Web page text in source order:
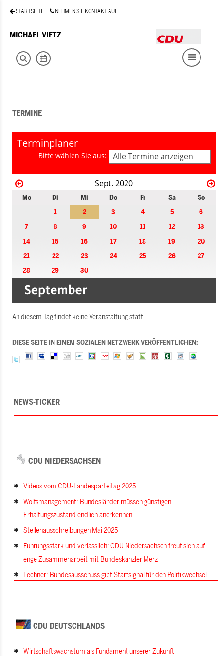
STARTSEITE NEHMEN SIE KONTAKT AUF
MICHAEL VIETZ
TERMINE
Terminplaner
Bitte wählen Sie aus: Alle Termine anzeigen
Sept. 2020
Mo Di Mi Do Fr Sa
So
1
2 3 4 5
6
7
8 9 10 11 12
13
14
15 16 17 18 19
20
21
22 23 24 25 26
27
28
29 30
An diesem Tag findet keine Veranstaltung statt.
DIESE SEITE IN EINEM SOZIALEN NETZWERK VERÖFFENTLICHEN:
NEWS-TICKER
CDU NIEDERSACHSEN
Videos vom CDU-Landesparteitag 2025
Wolfsmanagement: Bundesländer müssen günstigen
Erhaltungszustand endlich anerkennen
Stellenausschreibungen Mai 2025
Führungsstark und verlässlich: CDU Niedersachsen freut sich auf
enge Zusammenarbeit mit Bundeskanzler Merz
Lechner: Bundesausschuss gibt Startsignal für den Politikwechsel
CDU DEUTSCHLANDS
Wirtschaftswachstum als Fundament unserer Zukunft